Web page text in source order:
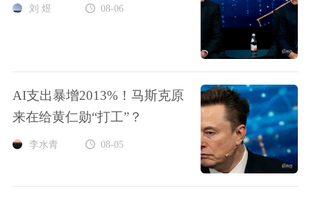
刘 煜 08-06
AI支出暴增2013%！马斯克原
来在给黄仁勋“打工”？
李水青 08-05